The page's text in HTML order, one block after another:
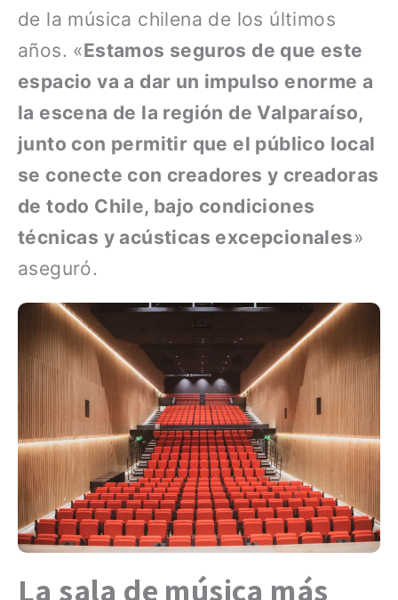
de la música chilena de los últimos
años. «Estamos seguros de que este
espacio va a dar un impulso enorme a
la escena de la región de Valparaíso,
junto con permitir que el público local
se conecte con creadores y creadoras
de todo Chile, bajo condiciones
técnicas y acústicas excepcionales»
aseguró.
La sala de música más